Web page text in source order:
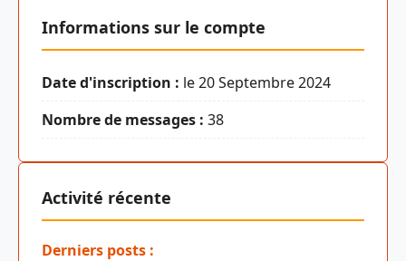
Informations sur le compte
Date d'inscription : le 20 Septembre 2024
Nombre de messages : 38
Activité récente
Derniers posts :